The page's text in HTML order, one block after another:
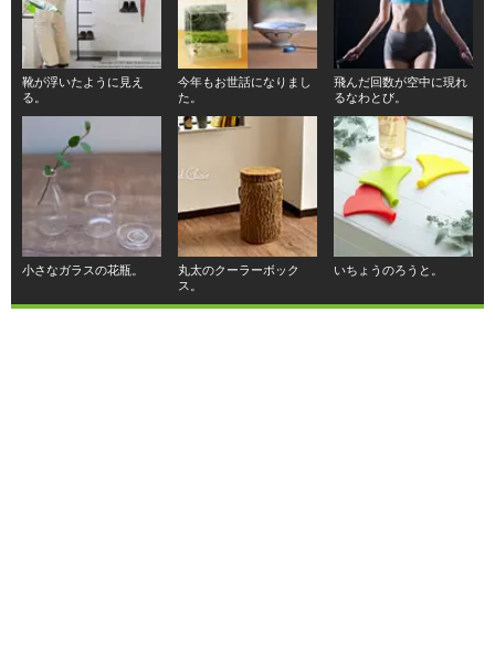
靴が浮いたように見え
る。
今年もお世話になりまし
た。
飛んだ回数が空中に現れ
るなわとび。
小さなガラスの花瓶。
丸太のクーラーボック
ス。
いちょうのろうと。